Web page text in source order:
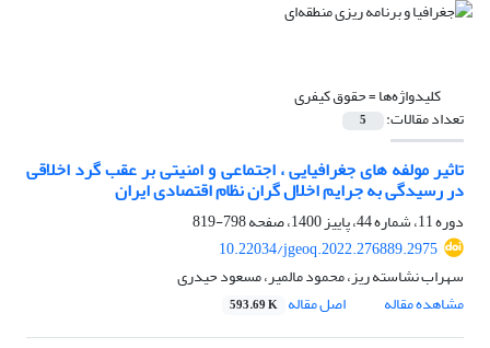
کلیدواژه‌ها =حقوق کیفری
تعداد مقالات: 5
تاثیر مولفه های جغرافیایی ، اجتماعی و امنیتی بر عقب گرد اخلاقی
در رسیدگی به جرایم اخلال گران نظام اقتصادی ایران
دوره 11، شماره 44، پاییز 1400، صفحه
798-819
10.22034/jgeoq.2022.276889.2975
سهراب نشاسته ریز، محمود مالمیر، مسعود حیدری
مشاهده مقاله
اصل مقاله 593.69 K